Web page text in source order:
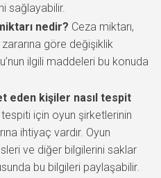
sağlayabilir.
nedir? Ceza miktarı,
göre değişiklik
ilgili maddeleri bu konuda
eden kişiler nasıl tespit
için oyun şirketlerinin
ihtiyaç vardır. Oyun
ve diğer bilgilerini saklar
bu bilgileri paylaşabilir.